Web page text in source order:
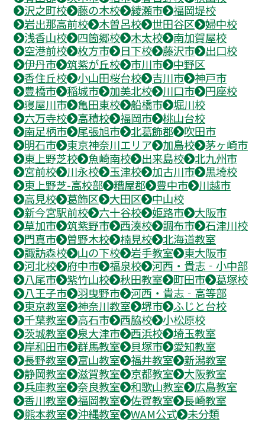
沢之町校
藤の木校 綾瀬市
福岡堤校
岩出那高前校
木曽呂校 世田谷区
婦中校
浅香山校
四箇郷校 木太校
南加賀屋校
空港前校
枚方市 日下校 藤沢市
出口校
伊丹市
筑紫が丘校 市川市
中野区
香住丘校
小山田桜台校 吉川市
神戸市
豊橋市
稲城市 加美北校 川口市
円座校
寝屋川市
亀田東校 船橋市
堀川校
六万寺校
高積校 福岡市
桃山台校
南足柄市
尾張旭市 北葛飾郡
吹田市
明石市
東京神奈川エリア 加島校
茅ヶ崎市
東上野芝校
魚崎南校 出来島校
北九州市
宮前校
川永校 玉津校 加古川市
黒埼校
東上野芝-高校部
糟屋郡 豊中市
川越市
高見校
葛飾区 大田区
中山校
新今宮駅前校
六十谷校 姫路市
大阪市
草加市
筑紫野市 西湊校 調布市
石津川校
門真市
曽野木校 楠見校
北海道教室
諏訪森校
山の下校 岩手教室
東大阪市
河北校
府中市 福泉校
河西・貴志‐小中部
八尾市
紫竹山校 秋田教室 町田市
葛塚校
八王子市
羽曳野市
河西・貴志‐高等部
東京教室
神奈川教室 堺市
ふじと台校
千葉教室
高石市 西脇校
小松原校
茨城教室
泉大津市 西浜校
埼玉教室
岸和田市
群馬教室 貝塚市
愛知教室
長野教室
富山教室 福井教室
新潟教室
静岡教室
滋賀教室 京都教室
大阪教室
兵庫教室
奈良教室 和歌山教室
広島教室
香川教室
福岡教室 佐賀教室
長崎教室
熊本教室
沖縄教室 WAM公式 未分類